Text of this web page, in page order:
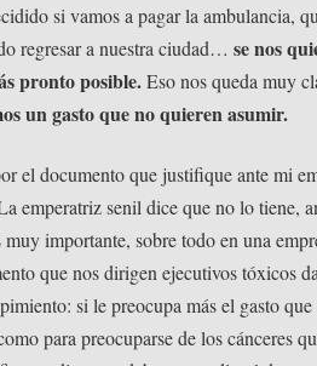
si vamos a pagar la ambulancia,
regresar a nuestra ciudad…se nos
pronto posible.Eso nos queda muy
un gasto que no quieren asumir.
el documento que justifique ante mi
emperatriz senil dice que no lo tiene,
importante, sobre todo en una
que nos dirigen ejecutivos tóxicos
si le preocupa más el gasto
para preocuparse de los cánceres